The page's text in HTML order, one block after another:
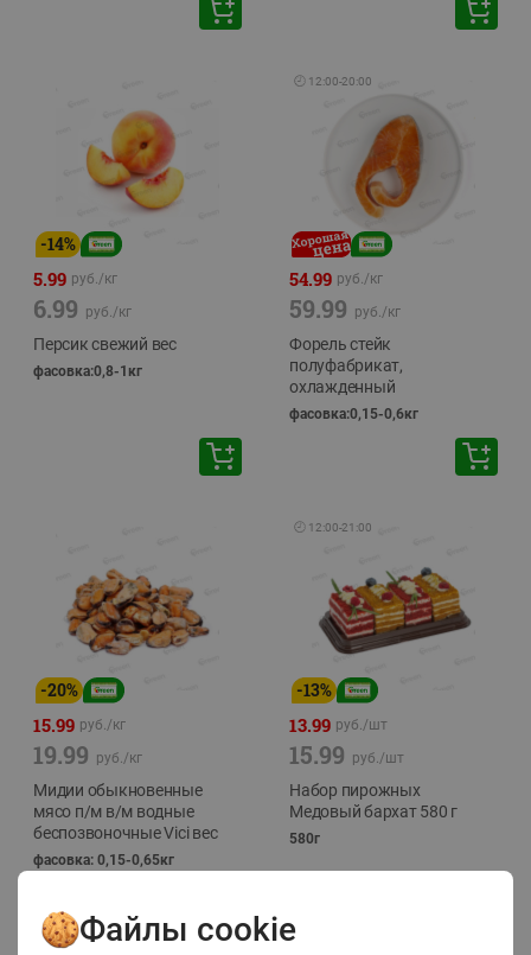
-14%
5.99 руб./кг
6.99 руб./кг
Персик свежий вес
фасовка:0,8-1кг
🕘 12:00-20:00
54.99 руб./кг
59.99 руб./кг
Форель стейк
полуфабрикат,
охлажденный
фасовка:0,15-0,6кг
-20%
15.99 руб./кг
19.99 руб./кг
Мидии обыкновенные
мясо п/м в/м водные
беспозвоночные Vici вес
фасовка: 0,15-0,65кг
🕘 12:00-21:00
-13%
13.99 руб./шт
15.99 руб./шт
Набор пирожных
Медовый бархат 580 г
580г
Файлы cookie